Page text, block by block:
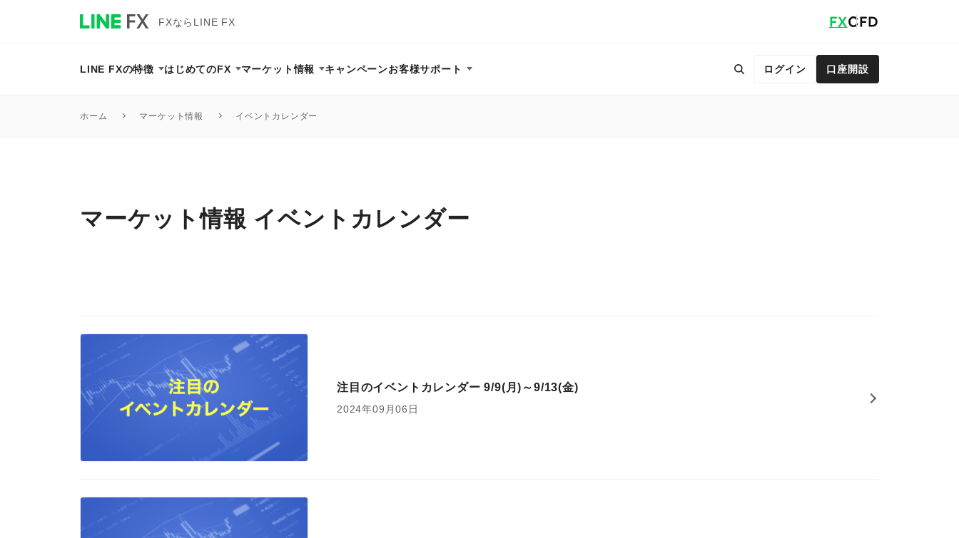
FXならLINE FX FXCFD
LINE FXの特徴 はじめてのFX マーケット情報 キャンペーンお客様サポート ログイン 口座開設
ホーム マーケット情報 イベントカレンダー
マーケット情報 イベントカレンダー
注目のイベントカレンダー 9/9(月)～9/13(金)
2024年09月06日